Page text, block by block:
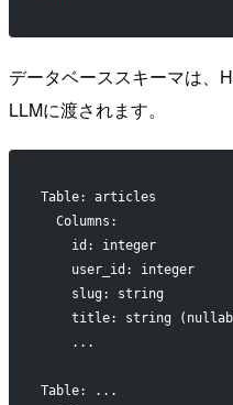
データベーススキーマは、
LLMに渡されます。
Table: articles
  Columns:
    id: integer
    user_id: integer
    slug: string
title: string
    ...
Table: ...